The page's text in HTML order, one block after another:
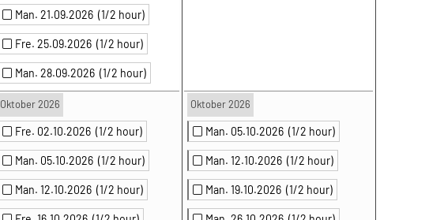
Man. 21.09.2026 (1/2 hour)
Fre. 25.09.2026 (1/2 hour)
Man. 28.09.2026 (1/2 hour)
Oktober 2026
Fre. 02.10.2026 (1/2 hour)
Man. 05.10.2026 (1/2 hour)
Man. 12.10.2026 (1/2 hour)
Oktober 2026
Man. 05.10.2026 (1/2 hour)
Man. 12.10.2026 (1/2 hour)
Man. 19.10.2026 (1/2 hour)